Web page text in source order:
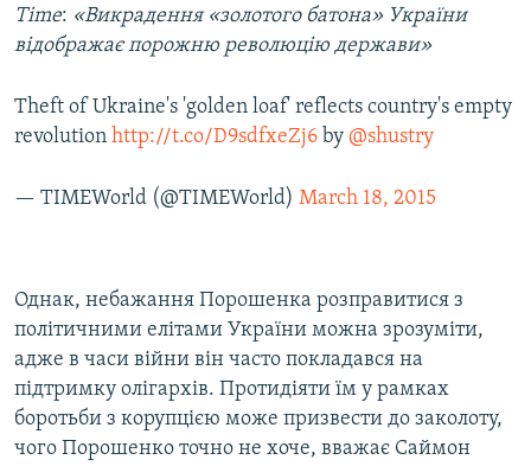
Time: «Викрадення «золотого батона» України
відображає порожню революцію держави»
Theft of Ukraine's 'golden loaf' reflects country's empty
revolution http://t.co/D9sdfxeZj6 by @shustry
— TIMEWorld (@TIMEWorld) March 18, 2015
Однак, небажання Порошенка розправитися з
політичними елітами України можна зрозуміти,
адже в часи війни він часто покладався на
підтримку олігархів. Протидіяти їм у рамках
боротьби з корупцією може призвести до заколоту,
чого Порошенко точно не хоче, вважає Саймон